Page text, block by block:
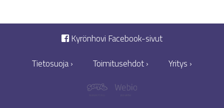
Kyrönhovi Facebook-sivut
Tietosuoja ›
Toimitusehdot › Yritys ›